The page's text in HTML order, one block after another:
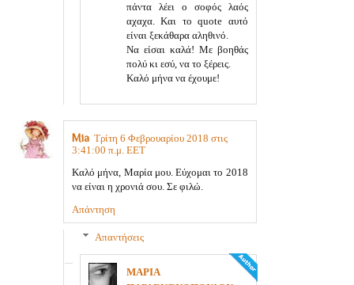
πάντα λέει ο σοφός λαός
αχαχα. Και το quote αυτό
είναι ξεκάθαρα αληθινό.
Να είσαι καλά! Με βοηθάς
πολύ κι εσύ, να το ξέρεις.
Καλό μήνα να έχουμε!
Mia Τρίτη 6 Φεβρουαρίου 2018 στις
3:41:00 π.μ. EET
Καλό μήνα, Μαρία μου. Εύχομαι το 2018
να είναι η χρονιά σου. Σε φιλώ.
Απάντηση
Απαντήσεις
ΜΑΡΙΑ